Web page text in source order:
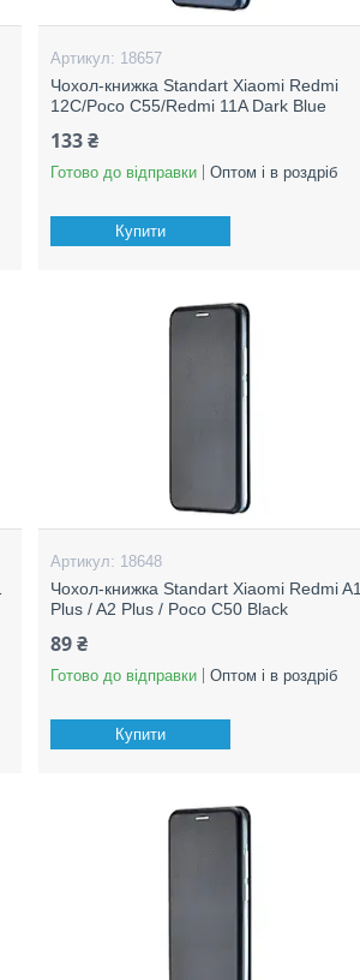
18657
Чохол-книжка Standart Xiaomi Redmi
12C/Poco C55/Redmi 11A Dark Blue
133 ₴
Готово до відправки Оптом і в роздріб
Купити
18648
Чохол-книжка Standart Xiaomi Redmi A1
Plus / A2 Plus / Poco C50 Black
89 ₴
Готово до відправки Оптом і в роздріб
Купити